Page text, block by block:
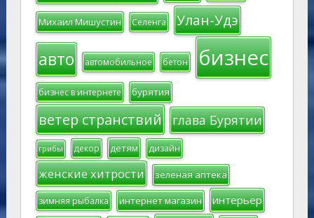
Михаил Мишустин Селенга Улан-Удэ
авто автомобильное бетон бизнес
бизнес в интернете бурятия
ветер странствий глава Бурятии
грибы декор детям дизайн
женские хитрости зеленая аптека
зимняя рыбалка интернет магазин интерьер